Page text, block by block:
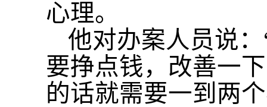
心理。
他对办案人员说：
要挣点钱，改善一
的话就需要一到两